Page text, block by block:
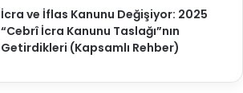
İcra ve İflas Kanunu Değişiyor: 2025
“Cebrî İcra Kanunu Taslağı”nın
Getirdikleri (Kapsamlı Rehber)